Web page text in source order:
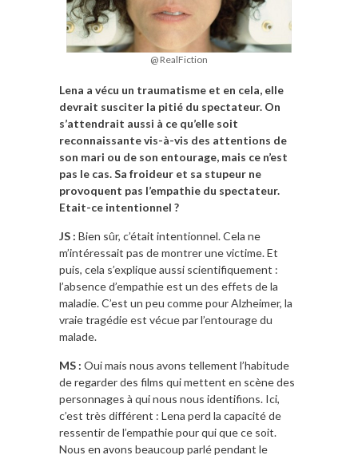
@ RealFiction
Lena a vécu un traumatisme et en cela, elle
devrait susciter la pitié du spectateur. On
s’attendrait aussi à ce qu’elle soit
reconnaissante vis-à-vis des attentions de
son mari ou de son entourage, mais ce n’est
pas le cas. Sa froideur et sa stupeur ne
provoquent pas l’empathie du spectateur.
Etait-ce intentionnel ?
JS : Bien sûr, c’était intentionnel. Cela ne
m’intéressait pas de montrer une victime. Et
puis, cela s’explique aussi scientifiquement :
l’absence d’empathie est un des effets de la
maladie. C’est un peu comme pour Alzheimer, la
vraie tragédie est vécue par l’entourage du
malade.
MS : Oui mais nous avons tellement l’habitude
de regarder des films qui mettent en scène des
personnages à qui nous nous identifions. Ici,
c’est très différent : Lena perd la capacité de
ressentir de l’empathie pour qui que ce soit.
Nous en avons beaucoup parlé pendant le